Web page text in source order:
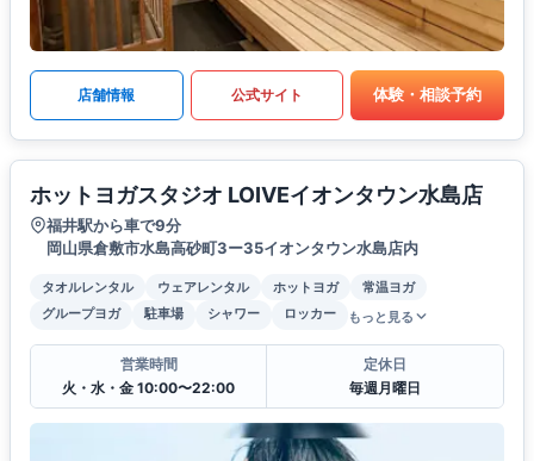
店舗情報 公式サイト 体験・相談予約
ホットヨガスタジオ LOIVEイオンタウン水島店
福井駅から車で9分
岡山県倉敷市水島高砂町3ー35イオンタウン水島店内
タオルレンタル ウェアレンタル ホットヨガ
常温ヨガ
グループヨガ
駐車場 シャワー ロッカー もっと見る
営業時間
火・水・金 10:00〜22:00
定休日
毎週月曜日